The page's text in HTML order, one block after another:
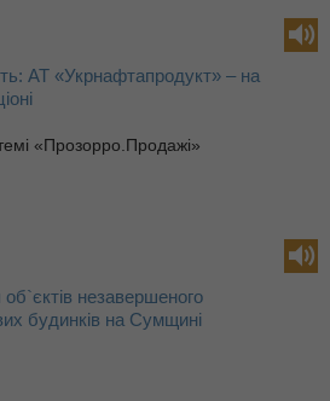
АТ «Укрнафтапродукт» – на
«Прозорро.Продажі»
незавершеного
будинків на Сумщині